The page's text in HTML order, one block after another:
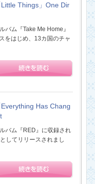
Things」One Dir
バム『Take Me Home』
をはじめ、13カ国のチャ
Has Chang
バム『RED』に収録され
してリリースされまし